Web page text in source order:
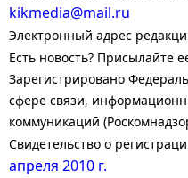
kikmedia@mail.ru
Электронный адрес
Есть новость? Присылайте
Зарегистрировано
сфере связи,
коммуникаций
Свидетельство о
апреля 2010 г.